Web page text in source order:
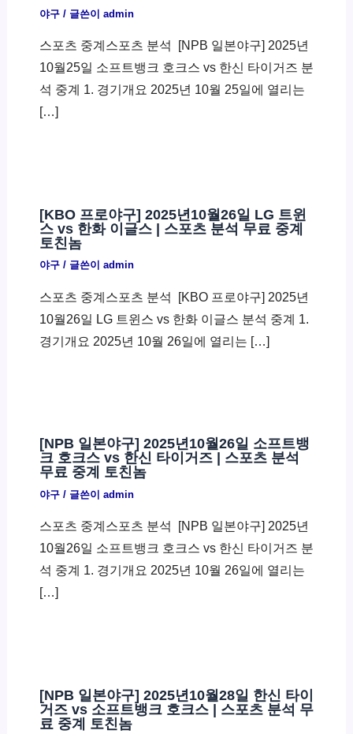
야구/ 글쓴이 admin
스포츠 중계스포츠 분석 ​ [NPB 일본야구] 2025년
10월25일 소프트뱅크 호크스 vs 한신 타이거즈 분
석 중계 1. 경기개요 2025년 10월 25일에 열리는
[…]
[KBO 프로야구] 2025년10월26일 LG 트윈
스 vs 한화 이글스 | 스포츠 분석 무료 중계
토친놈
야구/ 글쓴이 admin
스포츠 중계스포츠 분석 ​ [KBO 프로야구] 2025년
10월26일 LG 트윈스 vs 한화 이글스 분석 중계 1.
경기개요 2025년 10월 26일에 열리는 […]
[NPB 일본야구] 2025년10월26일 소프트뱅
크 호크스 vs 한신 타이거즈 | 스포츠 분석
무료 중계 토친놈
야구/ 글쓴이 admin
스포츠 중계스포츠 분석 ​ [NPB 일본야구] 2025년
10월26일 소프트뱅크 호크스 vs 한신 타이거즈 분
석 중계 1. 경기개요 2025년 10월 26일에 열리는
[…]
[NPB 일본야구] 2025년10월28일 한신 타이
거즈 vs 소프트뱅크 호크스 | 스포츠 분석 무
료 중계 토친놈